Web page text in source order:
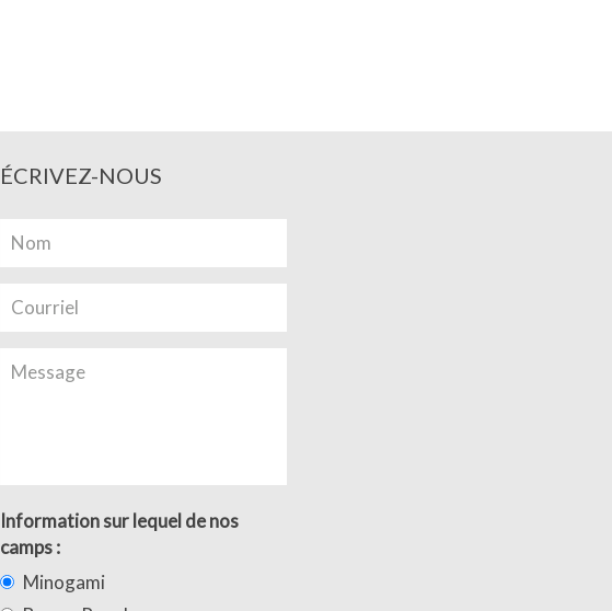
ÉCRIVEZ-NOUS
Information sur lequel de nos
camps :
Minogami